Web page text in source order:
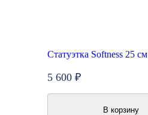
Статуэтка Softness 25 см
5 600 ₽
В корзину